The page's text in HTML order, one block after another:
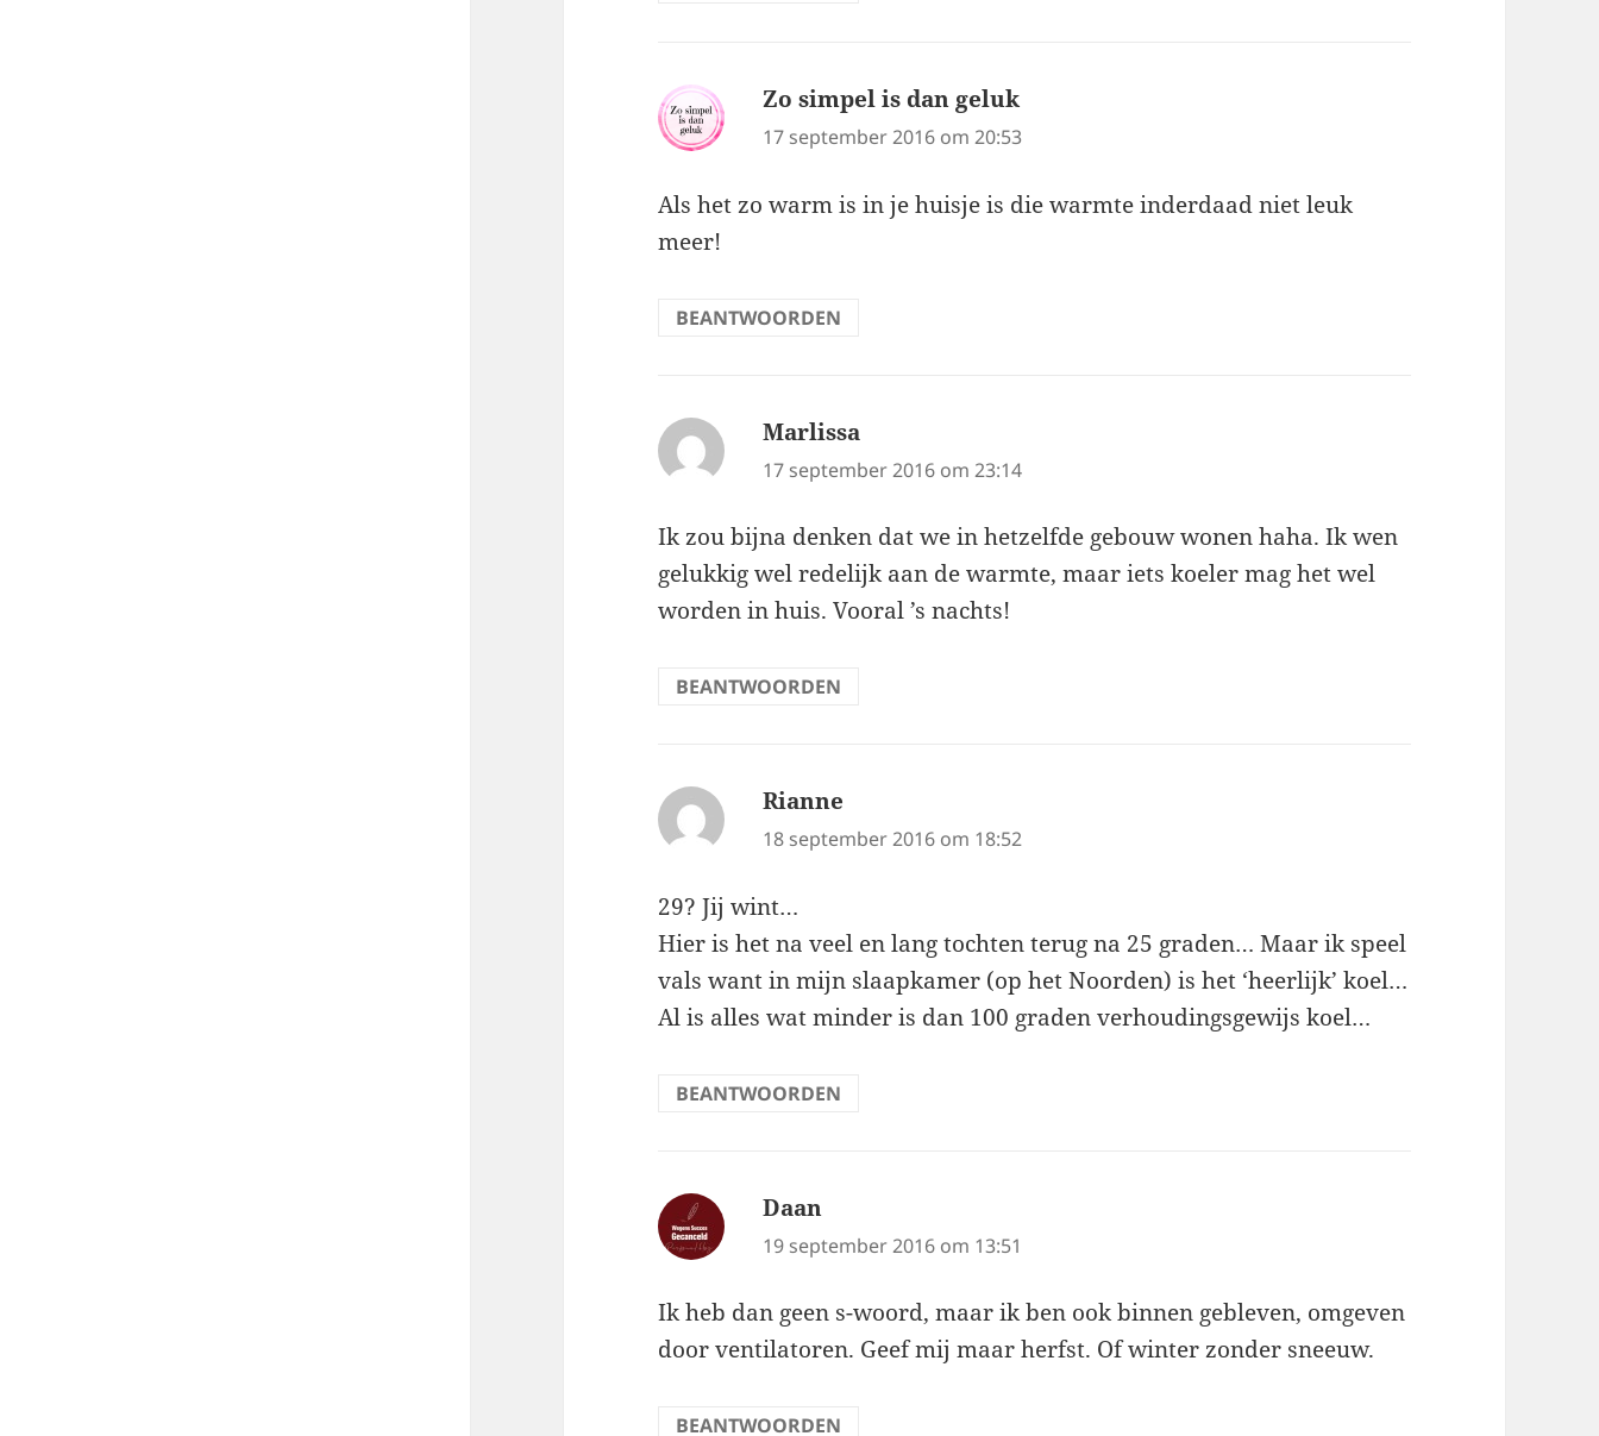
Zo simpel is dan geluk
17 september 2016 om 20:53
Als het zo warm is in je huisje is die warmte inderdaad niet leuk
meer!
BEANTWOORDEN
Marlissa
17 september 2016 om 23:14
Ik zou bijna denken dat we in hetzelfde gebouw wonen haha. Ik wen
gelukkig wel redelijk aan de warmte, maar iets koeler mag het wel
worden in huis. Vooral ’s nachts!
BEANTWOORDEN
Rianne
18 september 2016 om 18:52
29? Jij wint…
Hier is het na veel en lang tochten terug na 25 graden… Maar ik speel
vals want in mijn slaapkamer (op het Noorden) is het ‘heerlijk’ koel…
Al is alles wat minder is dan 100 graden verhoudingsgewijs koel…
BEANTWOORDEN
Daan
19 september 2016 om 13:51
Ik heb dan geen s-woord, maar ik ben ook binnen gebleven, omgeven
door ventilatoren. Geef mij maar herfst. Of winter zonder sneeuw.
BEANTWOORDEN